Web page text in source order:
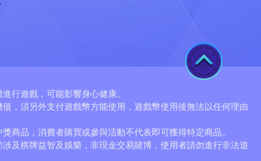
TOP
行遊戲，可能影響身心健康。
值，須另外支付遊戲幣方能使用，遊戲幣使用後無法以任何理由
獎商品，消費者購買或參與活動不代表即可獲得特定商品。
涉及棋牌益智及娛樂，非現金交易賭博，使用者請勿進行非法遊